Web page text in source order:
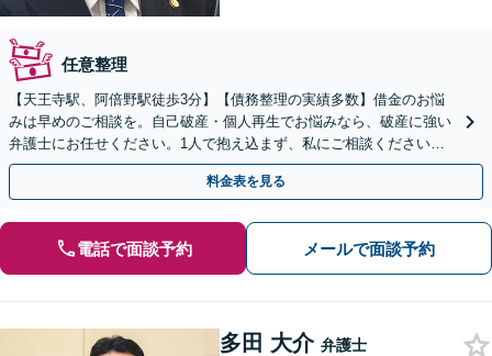
任意整理
【天王寺駅、阿倍野駅徒歩3分】【債務整理の実績多数】借金のお悩
みは早めのご相談を。自己破産・個人再生でお悩みなら、破産に強い
弁護士にお任せください。1人で抱え込まず、私にご相談ください。
【初回相談無料】【夜間休日対応可】
料金表を見る
電話で面談予約 メールで面談予約
多田 大介 弁護士